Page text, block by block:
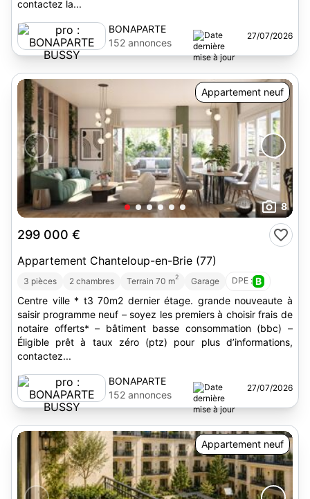
contactez la...
BONAPARTE
BUSSY
152 annonces
27/07/2026
Appartement neuf
8
299 000 €
Appartement Chanteloup-en-Brie (77)
3 pièces 2 chambres Terrain 70 m2 Garage DPE : B
Centre ville * t3 70m2 dernier étage. grande nouveaute à
saisir programme neuf – soyez les premiers à choisir frais de
notaire offerts* – bâtiment basse consommation (bbc) –
Éligible prêt à taux zéro (ptz) pour plus d’informations,
contactez...
BONAPARTE
BUSSY
152 annonces
27/07/2026
Appartement neuf